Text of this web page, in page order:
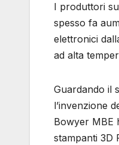
I produttori
spesso fa
elettronici
ad alta
Guardando il
l’invenzione
Bowyer MBE
stampanti 3D